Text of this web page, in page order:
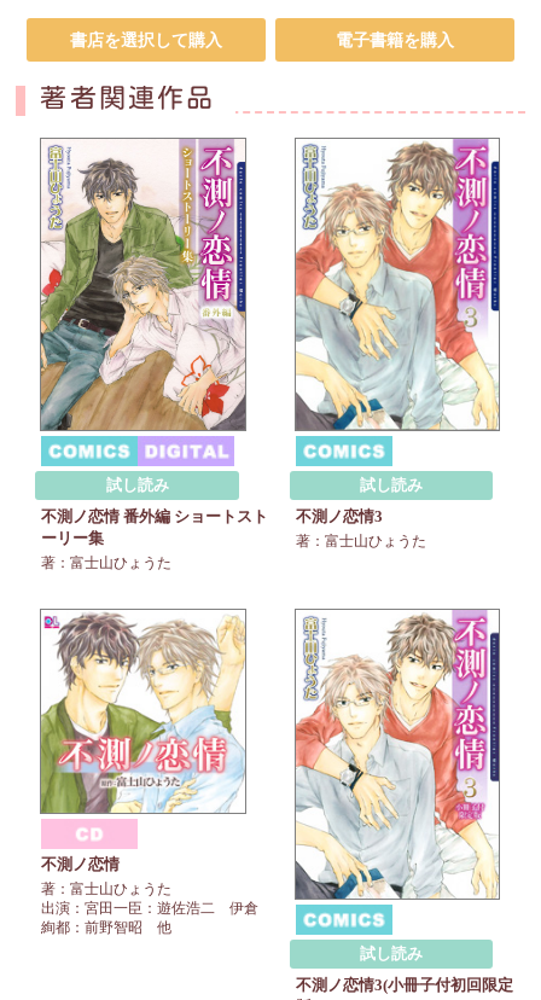
書店を選択して購入 電子書籍を購入
著者関連作品
試し読み
不測ノ恋情 番外編 ショートスト
ーリー集
著：富士山ひょうた
試し読み
不測ノ恋情3
著：富士山ひょうた
不測ノ恋情
著：富士山ひょうた
出演：宮田一臣：遊佐浩二 伊倉
絢都：前野智昭 他
試し読み
不測ノ恋情3(小冊子付初回限定